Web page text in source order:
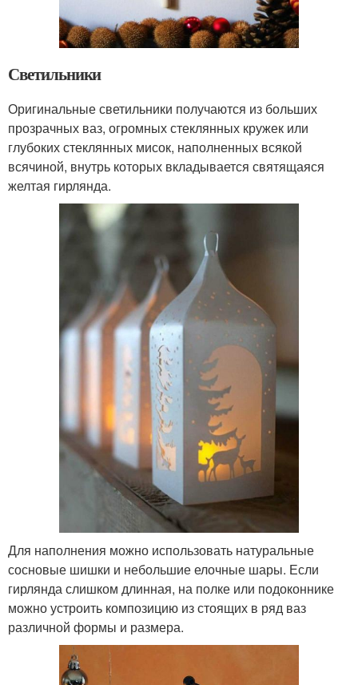
Светильники
Оригинальные светильники получаются из больших
прозрачных ваз, огромных стеклянных кружек или
глубоких стеклянных мисок, наполненных всякой
всячиной, внутрь которых вкладывается святящаяся
желтая гирлянда.
Для наполнения можно использовать натуральные
сосновые шишки и небольшие елочные шары. Если
гирлянда слишком длинная, на полке или подоконнике
можно устроить композицию из стоящих в ряд ваз
различной формы и размера.